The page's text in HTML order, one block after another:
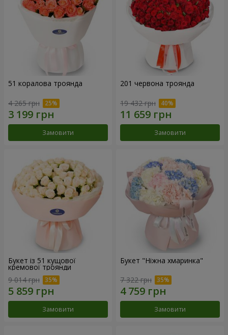
51 коралова троянда
4 265 грн
Замовити
201 червона троянда
19 432 грн
Замовити
Букет із 51 кущової
кремової троянди
9 014 грн
Замовити
Букет "Ніжна хмаринка"
7 322 грн
Замовити